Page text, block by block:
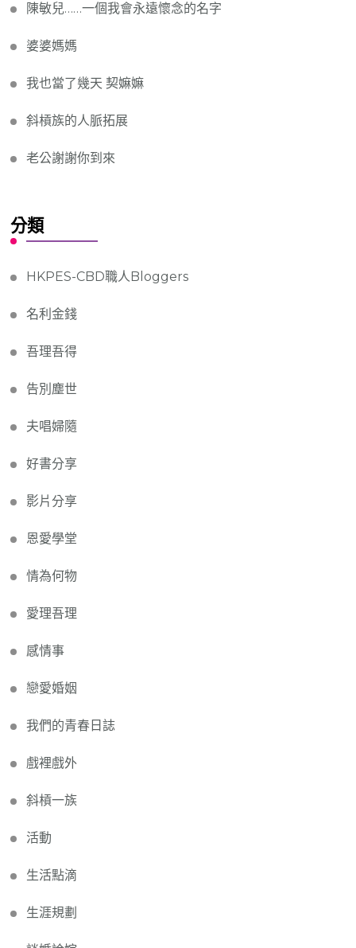
陳敏兒……一個我會永遠懷念的名字
婆婆媽媽
我也當了幾天 契嫲嫲
斜槓族的人脈拓展
老公謝謝你到來
分類
HKPES-CBD職人Bloggers
名利金錢
吾理吾得
告別塵世
夫唱婦隨
好書分享
影片分享
恩愛學堂
情為何物
愛理吾理
感情事
戀愛婚姻
我們的青春日誌
戲裡戲外
斜槓一族
活動
生活點滴
生涯規劃